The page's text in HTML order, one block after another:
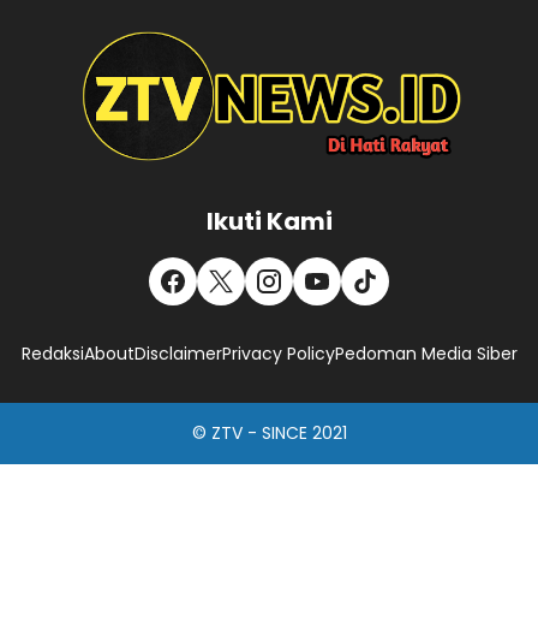
Ikuti Kami
RedaksiAboutDisclaimerPrivacy PolicyPedoman Media Siber
© ZTV - SINCE 2021